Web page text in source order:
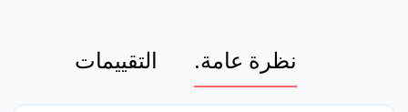
نظرة عامة. التقييمات